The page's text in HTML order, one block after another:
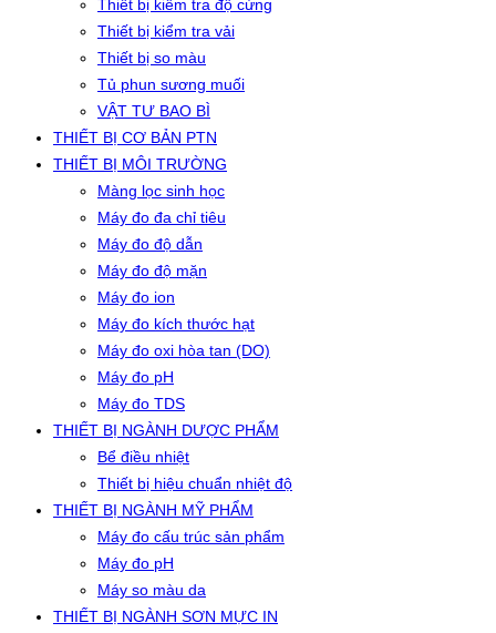
Thiết bị kiểm tra độ cứng
Thiết bị kiểm tra vải
Thiết bị so màu
Tủ phun sương muối
VẬT TƯ BAO BÌ
THIẾT BỊ CƠ BẢN PTN
THIẾT BỊ MÔI TRƯỜNG
Màng lọc sinh học
Máy đo đa chỉ tiêu
Máy đo độ dẫn
Máy đo độ mặn
Máy đo ion
Máy đo kích thước hạt
Máy đo oxi hòa tan (DO)
Máy đo pH
Máy đo TDS
THIẾT BỊ NGÀNH DƯỢC PHẨM
Bể điều nhiệt
Thiết bị hiệu chuẩn nhiệt độ
THIẾT BỊ NGÀNH MỸ PHẨM
Máy đo cấu trúc sản phẩm
Máy đo pH
Máy so màu da
THIẾT BỊ NGÀNH SƠN MỰC IN